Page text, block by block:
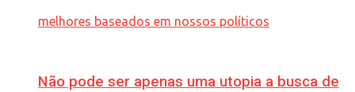
Não pode ser apenas uma utopia a busca de